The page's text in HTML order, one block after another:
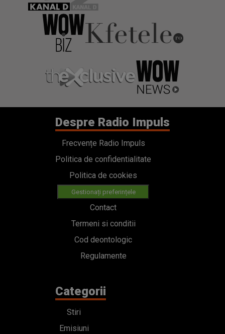
Despre Radio Impuls
Frecvențe Radio Impuls
Politica de confidentialitate
Politica de cookies
Gestionați preferințele
Contact
Termeni si conditii
Cod deontologic
Regulamente
Categorii
Stiri
Emisiuni